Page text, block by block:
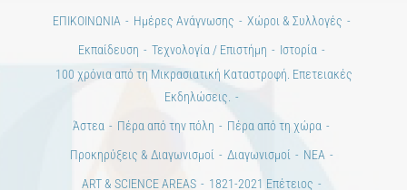
ΕΠΙΚΟΙΝΩΝΙΑ
Ημέρες Ανάγνωσης
Χώροι & Συλλογές
Εκπαίδευση
Τεχνολογία / Επιστήμη
Ιστορία
100 χρόνια από τη Μικρασιατική Καταστροφή. Επετειακές
Εκδηλώσεις.
Άστεα
Πέρα από την πόλη
Πέρα από τη χώρα
Προκηρύξεις & Διαγωνισμοί
Διαγωνισμοί
ΝΕΑ
ART & SCIENCE AREAS
1821-2021 Επέτειος